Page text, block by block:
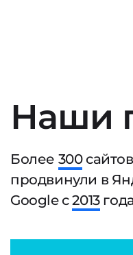
Наши
Более 300сайтов
продвинули в
Google с2013